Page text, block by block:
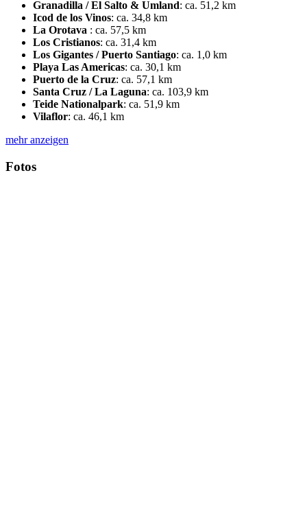
Granadilla / El Salto & Umland: ca. 51,2 km
Icod de los Vinos: ca. 34,8 km
La Orotava : ca. 57,5 km
Los Cristianos: ca. 31,4 km
Los Gigantes / Puerto Santiago: ca. 1,0 km
Playa Las Americas: ca. 30,1 km
Puerto de la Cruz: ca. 57,1 km
Santa Cruz / La Laguna: ca. 103,9 km
Teide Nationalpark: ca. 51,9 km
Vilaflor: ca. 46,1 km
mehr anzeigen
Fotos